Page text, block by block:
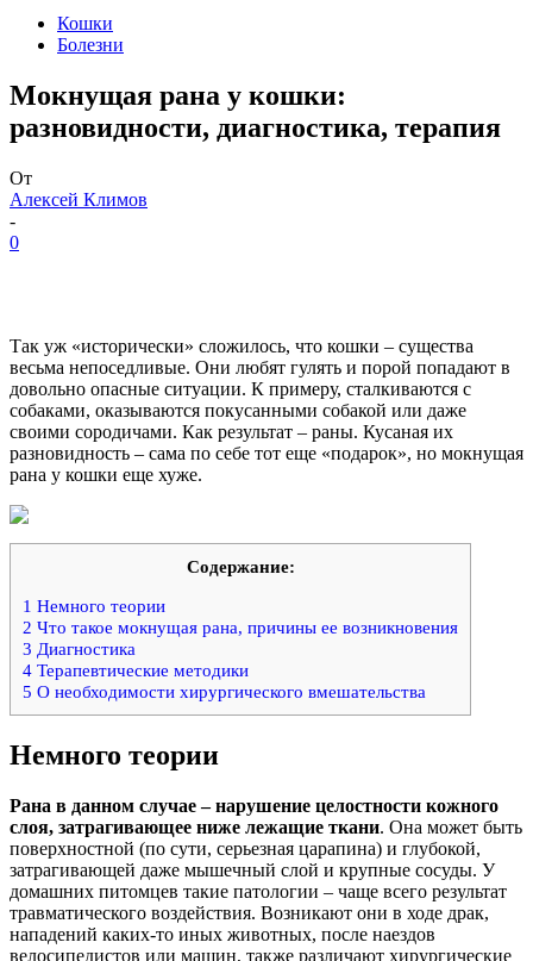
Кошки
Болезни
Мокнущая рана у кошки:
разновидности, диагностика, терапия
От
Алексей Климов
-
0
Так уж «исторически» сложилось, что кошки – существа
весьма непоседливые. Они любят гулять и порой попадают в
довольно опасные ситуации. К примеру, сталкиваются с
собаками, оказываются покусанными собакой или даже
своими сородичами. Как результат – раны. Кусаная их
разновидность – сама по себе тот еще «подарок», но мокнущая
рана у кошки еще хуже.
Содержание:
1 Немного теории
2 Что такое мокнущая рана, причины ее возникновения
3 Диагностика
4 Терапевтические методики
5 О необходимости хирургического вмешательства
Немного теории
Рана в данном случае – нарушение целостности кожного
слоя, затрагивающее ниже лежащие ткани. Она может быть
поверхностной (по сути, серьезная царапина) и глубокой,
затрагивающей даже мышечный слой и крупные сосуды. У
домашних питомцев такие патологии – чаще всего результат
травматического воздействия. Возникают они в ходе драк,
нападений каких-то иных животных, после наездов
велосипедистов или машин, также различают хирургические